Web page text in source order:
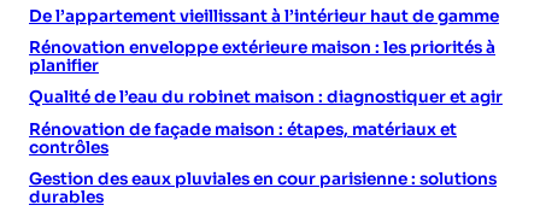
De l’appartement vieillissant à l’intérieur haut de gamme
Rénovation enveloppe extérieure maison : les priorités à
planifier
Qualité de l’eau du robinet maison : diagnostiquer et agir
Rénovation de façade maison : étapes, matériaux et
contrôles
Gestion des eaux pluviales en cour parisienne : solutions
durables